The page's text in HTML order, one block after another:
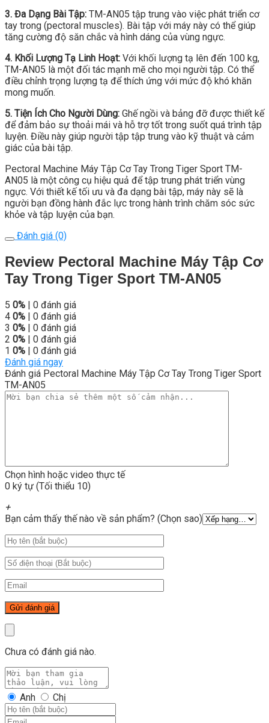
3. Đa Dạng Bài Tập: TM-AN05 tập trung vào việc phát triển cơ
tay trong (pectoral muscles). Bài tập với máy này có thể giúp
tăng cường độ săn chắc và hình dáng của vùng ngực.
4. Khối Lượng Tạ Linh Hoạt: Với khối lượng tạ lên đến 100 kg,
TM-AN05 là một đối tác mạnh mẽ cho mọi người tập. Có thể
điều chỉnh trọng lượng tạ để thích ứng với mức độ khó khăn
mong muốn.
5. Tiện Ích Cho Người Dùng: Ghế ngồi và bảng đỡ được thiết kế
để đảm bảo sự thoải mái và hỗ trợ tốt trong suốt quá trình tập
luyện. Điều này giúp người tập tập trung vào kỹ thuật và cảm
giác của bài tập.
Pectoral Machine Máy Tập Cơ Tay Trong Tiger Sport TM-
AN05 là một công cụ hiệu quả để tập trung phát triển vùng
ngực. Với thiết kế tối ưu và đa dạng bài tập, máy này sẽ là
người bạn đồng hành đắc lực trong hành trình chăm sóc sức
khỏe và tập luyện của bạn.
Đánh giá (0)
Review Pectoral Machine Máy Tập Cơ
Tay Trong Tiger Sport TM-AN05
5 0% | 0 đánh giá
4 0% | 0 đánh giá
3 0% | 0 đánh giá
2 0% | 0 đánh giá
1 0% | 0 đánh giá
Đánh giá ngay
Đánh giá Pectoral Machine Máy Tập Cơ Tay Trong Tiger Sport
TM-AN05
Chọn hình hoặc video thực tế
0 ký tự (Tối thiểu 10)
+
Bạn cảm thấy thế nào về sản phẩm? (Chọn sao)
Chưa có đánh giá nào.
Anh Chị